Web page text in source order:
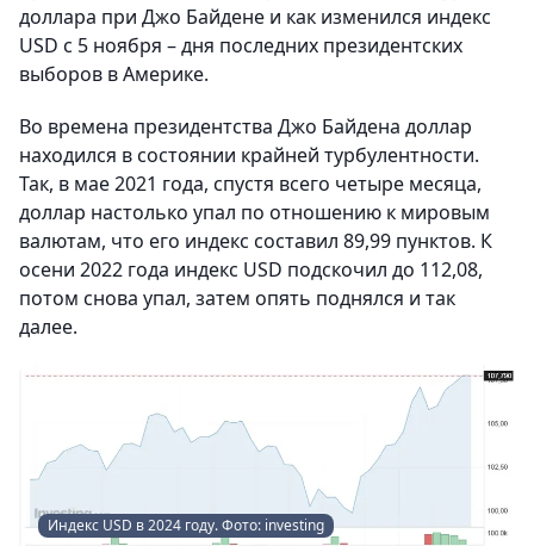
доллара при Джо Байдене и как изменился индекс
USD с 5 ноября – дня последних президентских
выборов в Америке.
Во времена президентства Джо Байдена доллар
находился в состоянии крайней турбулентности.
Так, в мае 2021 года, спустя всего четыре месяца,
доллар настолько упал по отношению к мировым
валютам, что его индекс составил 89,99 пунктов. К
осени 2022 года индекс USD подскочил до 112,08,
потом снова упал, затем опять поднялся и так
далее.
Индекс USD в 2024 году. Фото: investing